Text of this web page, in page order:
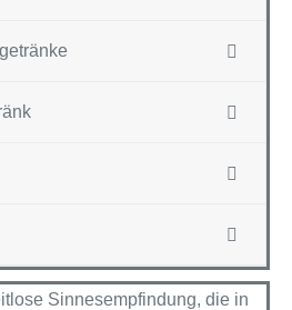
Sinnesempfindung, die in